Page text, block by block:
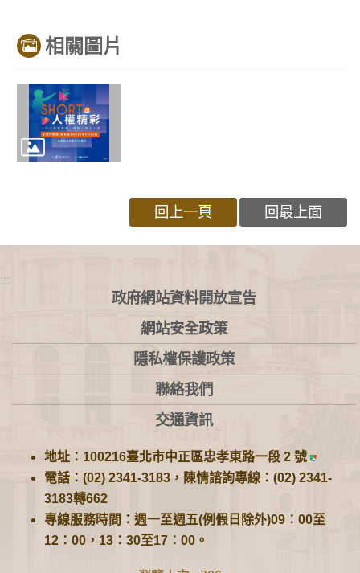
相關圖片
回上一頁 回最上面
:::
政府網站資料開放宣告
網站安全政策
隱私權保護政策
聯絡我們
交通資訊
地址：100216臺北市中正區忠孝東路一段 2 號
電話：(02) 2341-3183，陳情諮詢專線：(02) 2341-
3183轉662
專線服務時間：週一至週五(例假日除外)09：00至
12：00，13：30至17：00。